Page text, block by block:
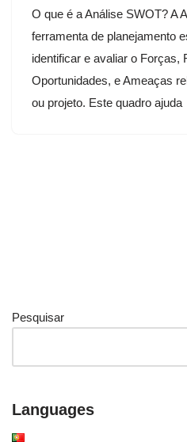
O que é a Análise SWOT? A
ferramenta de planejamento
identificar e avaliar o Forças,
Oportunidades, e Ameaças
ou projeto. Este quadro ajuda
Pesquisar
Languages